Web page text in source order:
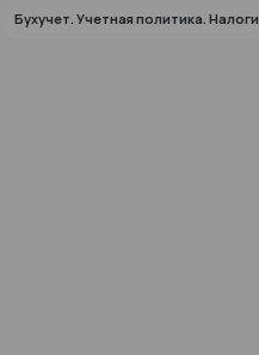
учетом выбранных настроек.
Бухучет. Учетная политика. Налоги